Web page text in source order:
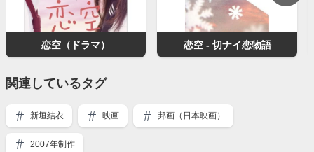
恋空（ドラマ） 恋空 - 切ナイ恋物語
関連しているタグ
新垣結衣 映画 邦画（日本映画）
2007年制作